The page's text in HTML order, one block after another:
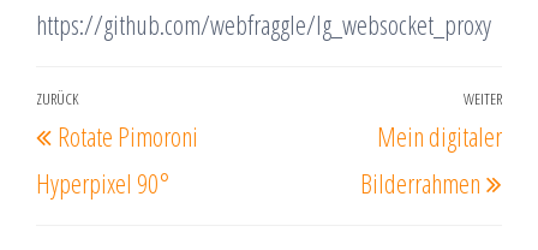
https://github.com/webfraggle/lg_websocket_proxy
Beitragsnavigation
Vorheriger
Beitrag
ZURÜCK
Rotate Pimoroni
Hyperpixel 90°
WEITER
Mein digitaler
Bilderrahmen